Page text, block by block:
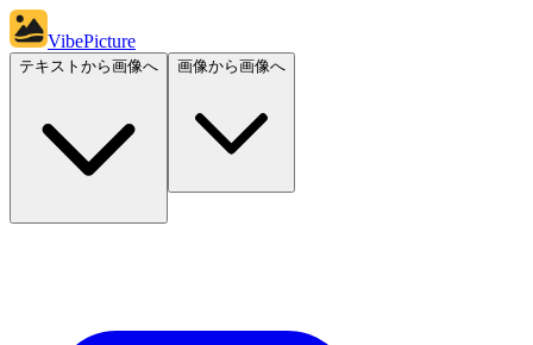
VibePicture
テキストから画像へ 画像から画像へ